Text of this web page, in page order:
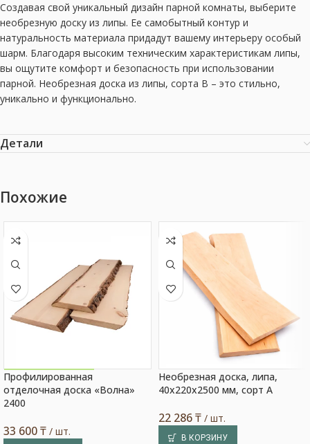
Создавая свой уникальный дизайн парной комнаты, выберите
необрезную доску из липы. Ее самобытный контур и
натуральность материала придадут вашему интерьеру особый
шарм. Благодаря высоким техническим характеристикам липы,
вы ощутите комфорт и безопасность при использовании
парной. Необрезная доска из липы, сорта B – это стильно,
уникально и функционально.
Детали
Похожие
Акция на товар!
Профилированная
отделочная доска «Волна»
2400
33 600₸ / шт.
Необрезная доска, липа,
40x220x2500 мм, сорт A
22 286₸ / шт.
В КОРЗИНУ